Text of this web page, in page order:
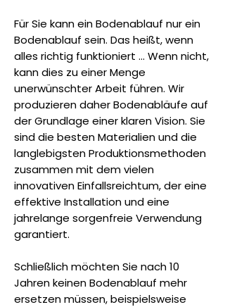
Für Sie kann ein Bodenablauf nur ein
Bodenablauf sein. Das heißt, wenn
alles richtig funktioniert ... Wenn nicht,
kann dies zu einer Menge
unerwünschter Arbeit führen. Wir
produzieren daher Bodenabläufe auf
der Grundlage einer klaren Vision. Sie
sind die besten Materialien und die
langlebigsten Produktionsmethoden
zusammen mit dem vielen
innovativen Einfallsreichtum, der eine
effektive Installation und eine
jahrelange sorgenfreie Verwendung
garantiert.
Schließlich möchten Sie nach 10
Jahren keinen Bodenablauf mehr
ersetzen müssen, beispielsweise